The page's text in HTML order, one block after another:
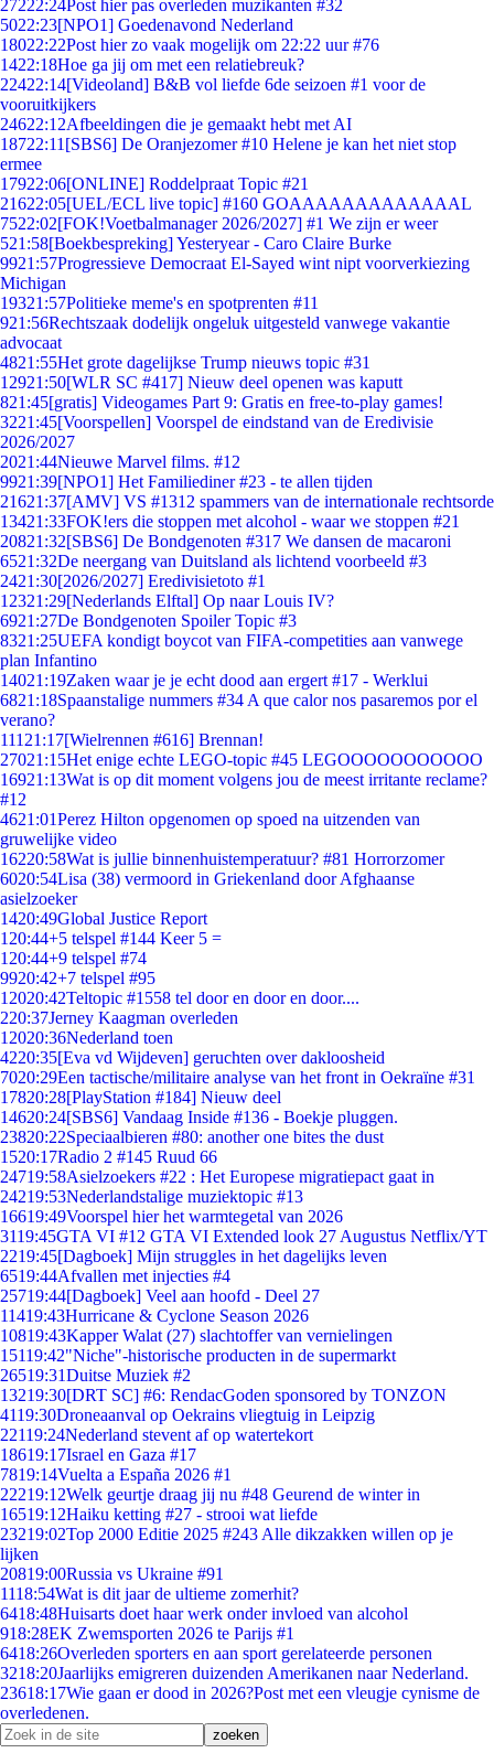
27222:24Post hier pas overleden muzikanten #32
5022:23[NPO1] Goedenavond Nederland
18022:22Post hier zo vaak mogelijk om 22:22 uur #76
1422:18Hoe ga jij om met een relatiebreuk?
22422:14[Videoland] B&B vol liefde 6de seizoen #1 voor de
vooruitkijkers
24622:12Afbeeldingen die je gemaakt hebt met AI
18722:11 [SBS6] De Oranjezomer #10 Helene je kan het niet stop
ermee
17922:06[ONLINE] Roddelpraat Topic #21
21622:05[UEL/ECL live topic] #160 GOAAAAAAAAAAAAAL
7522:02[FOK!Voetbalmanager 2026/2027] #1 We zijn er weer
521:58[Boekbespreking] Yesteryear - Caro Claire Burke
9921:57Progressieve Democraat El-Sayed wint nipt voorverkiezing
Michigan
19321:57Politieke meme's en spotprenten #11
921:56Rechtszaak dodelijk ongeluk uitgesteld vanwege vakantie
advocaat
4821:55Het grote dagelijkse Trump nieuws topic #31
12921:50[WLR SC #417] Nieuw deel openen was kaputt
821:45[gratis] Videogames Part 9: Gratis en free-to-play games!
3221:45[Voorspellen] Voorspel de eindstand van de Eredivisie
2026/2027
2021:44Nieuwe Marvel films. #12
9921:39[NPO1] Het Familiediner #23 - te allen tijden
21621:37[AMV] VS #1312 spammers van de internationale rechtsorde
13421:33FOK!ers die stoppen met alcohol - waar we stoppen #21
20821:32[SBS6] De Bondgenoten #317 We dansen de macaroni
6521:32De neergang van Duitsland als lichtend voorbeeld #3
2421:30[2026/2027] Eredivisietoto #1
12321:29[Nederlands Elftal] Op naar Louis IV?
6921:27De Bondgenoten Spoiler Topic #3
8321:25UEFA kondigt boycot van FIFA-competities aan vanwege
plan Infantino
14021:19Zaken waar je je echt dood aan ergert #17 - Werklui
6821:18Spaanstalige nummers #34 A que calor nos pasaremos por el
verano?
111 21:17[Wielrennen #616] Brennan!
27021:15Het enige echte LEGO-topic #45 LEGOOOOOOOOOOO
16921:13Wat is op dit moment volgens jou de meest irritante reclame?
#12
4621:01Perez Hilton opgenomen op spoed na uitzenden van
gruwelijke video
16220:58Wat is jullie binnenhuistemperatuur? #81 Horrorzomer
6020:54Lisa (38) vermoord in Griekenland door Afghaanse
asielzoeker
1420:49Global Justice Report
1 20:44+5 telspel #144 Keer 5 =
1 20:44+9 telspel #74
9920:42+7 telspel #95
12020:42Teltopic #1558 tel door en door en door....
220:37Jerney Kaagman overleden
12020:36Nederland toen
4220:35[Eva vd Wijdeven] geruchten over dakloosheid
7020:29Een tactische/militaire analyse van het front in Oekraïne #31
17820:28[PlayStation #184] Nieuw deel
14620:24[SBS6] Vandaag Inside #136 - Boekje pluggen.
23820:22Speciaalbieren #80: another one bites the dust
1520:17Radio 2 #145 Ruud 66
24719:58Asielzoekers #22 : Het Europese migratiepact gaat in
24219:53Nederlandstalige muziektopic #13
16619:49Voorspel hier het warmtegetal van 2026
3119:45GTA VI #12 GTA VI Extended look 27 Augustus Netflix/YT
2219:45[Dagboek] Mijn struggles in het dagelijks leven
6519:44Afvallen met injecties #4
25719:44[Dagboek] Veel aan hoofd - Deel 27
11419:43Hurricane & Cyclone Season 2026
10819:43Kapper Walat (27) slachtoffer van vernielingen
15119:42"Niche"-historische producten in de supermarkt
26519:31Duitse Muziek #2
13219:30[DRT SC] #6: RendacGoden sponsored by TONZON
4119:30Droneaanval op Oekrains vliegtuig in Leipzig
22119:24Nederland stevent af op watertekort
18619:17Israel en Gaza #17
7819:14Vuelta a España 2026 #1
22219:12Welk geurtje draag jij nu #48 Geurend de winter in
16519:12Haiku ketting #27 - strooi wat liefde
23219:02Top 2000 Editie 2025 #243 Alle dikzakken willen op je
lijken
20819:00Russia vs Ukraine #91
1118:54Wat is dit jaar de ultieme zomerhit?
6418:48Huisarts doet haar werk onder invloed van alcohol
918:28EK Zwemsporten 2026 te Parijs #1
6418:26Overleden sporters en aan sport gerelateerde personen
3218:20Jaarlijks emigreren duizenden Amerikanen naar Nederland.
23618:17Wie gaan er dood in 2026?Post met een vleugje cynisme de
overledenen.